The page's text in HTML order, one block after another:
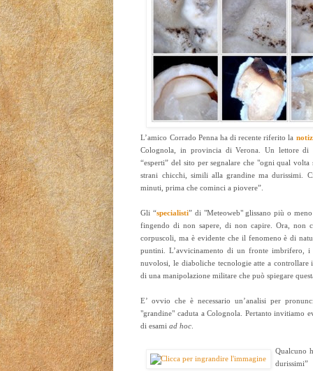
L’amico Corrado Penna ha di recente riferito la
Colognola, in provincia di Verona. Un lettore
“esperti” del sito per segnalare che "ogni qual
strani chicchi, simili alla grandine ma durissimi.
minuti, prima che cominci a piovere”.
Gli “specialisti” di "Meteoweb" glissano più o
fingendo di non sapere, di non capire. Ora, non
corpuscoli, ma è evidente che il fenomeno è di
puntini. L’avvicinamento di un fronte imbrifero, i
nuvolosi, le diaboliche tecnologie atte a
di una manipolazione militare che può spiegare
E’ ovvio che è necessario un’analisi per
"grandine" caduta a Colognola. Pertanto invitiamo
di esamiad hoc
Qualcuno